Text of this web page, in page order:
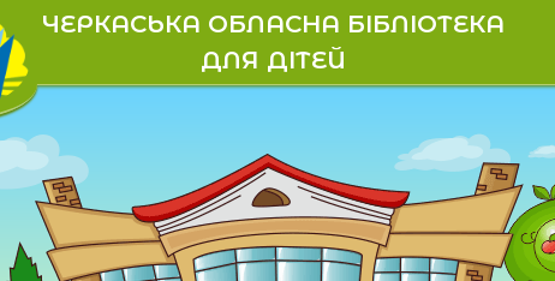
ЧЕРКАСЬКА ОБЛАСНА БІБЛІОТЕКА
ДЛЯ ДІТЕЙ